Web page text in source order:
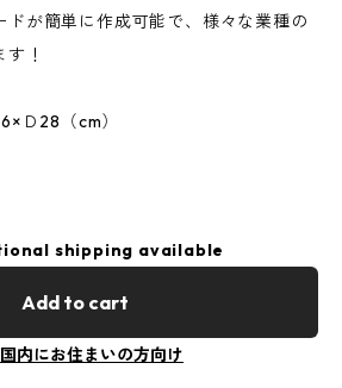
ドが簡単に作成可能で、様々な業種の
！
Ｄ28（cm）
shipping available
Add to cart
内にお住まいの方向け